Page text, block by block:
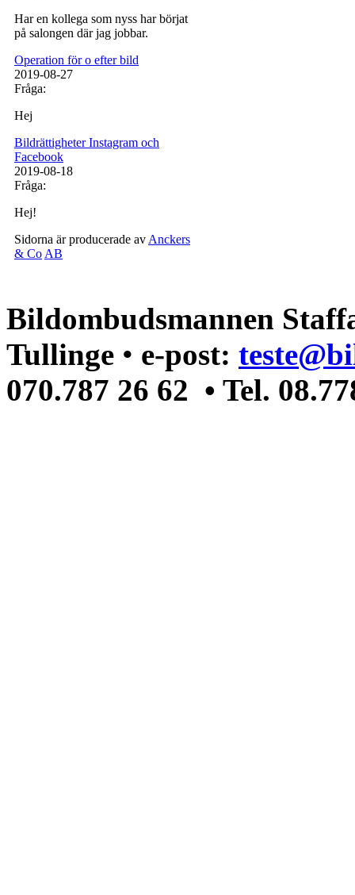
Har en kollega som nyss har börjat
på salongen där jag jobbar.
Operation för o efter bild
2019-08-27
Fråga:
Hej
Bildrättigheter Instagram och
Facebook
2019-08-18
Fråga:
Hej!
Sidorna är producerade avAnckers
& CoAB
Bildombudsmannen
Tullinge • e-post:
070.787 26 62 • Tel.